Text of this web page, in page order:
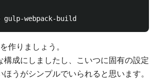
作りましょう。
構成にしましたし、こいつに固有の設定
ほうがシンプルでいられると思います。